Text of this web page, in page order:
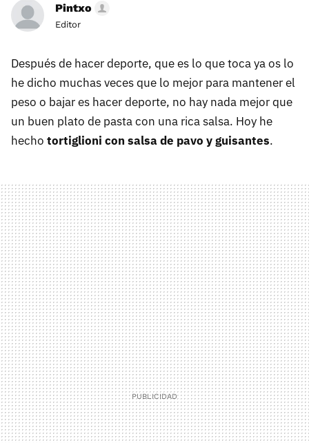
Pintxo
Editor
Después de hacer deporte, que es lo que toca ya os lo
he dicho muchas veces que lo mejor para mantener el
peso o bajar es hacer deporte, no hay nada mejor que
un buen plato de pasta con una rica salsa. Hoy he
hecho tortiglioni con salsa de pavo y guisantes.